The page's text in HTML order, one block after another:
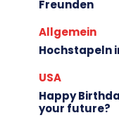
Freunden
Allgemein
Hochstapeln
USA
Happy
your future?